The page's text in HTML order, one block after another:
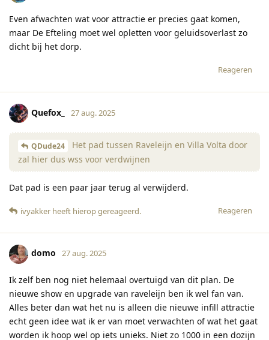
Even afwachten wat voor attractie er precies gaat komen,
maar De Efteling moet wel opletten voor geluidsoverlast zo
dicht bij het dorp.
Reageren
Quefox_ 27 aug. 2025
QDude24
Het pad tussen Raveleijn en Villa Volta door
zal hier dus wss voor verdwijnen
Dat pad is een paar jaar terug al verwijderd.
Reageren
ivyakker heeft hierop gereageerd.
domo 27 aug. 2025
Ik zelf ben nog niet helemaal overtuigd van dit plan. De
nieuwe show en upgrade van raveleijn ben ik wel fan van.
Alles beter dan wat het nu is alleen die nieuwe infill attractie
echt geen idee wat ik er van moet verwachten of wat het gaat
worden ik hoop wel op iets unieks. Niet zo 1000 in een dozijn